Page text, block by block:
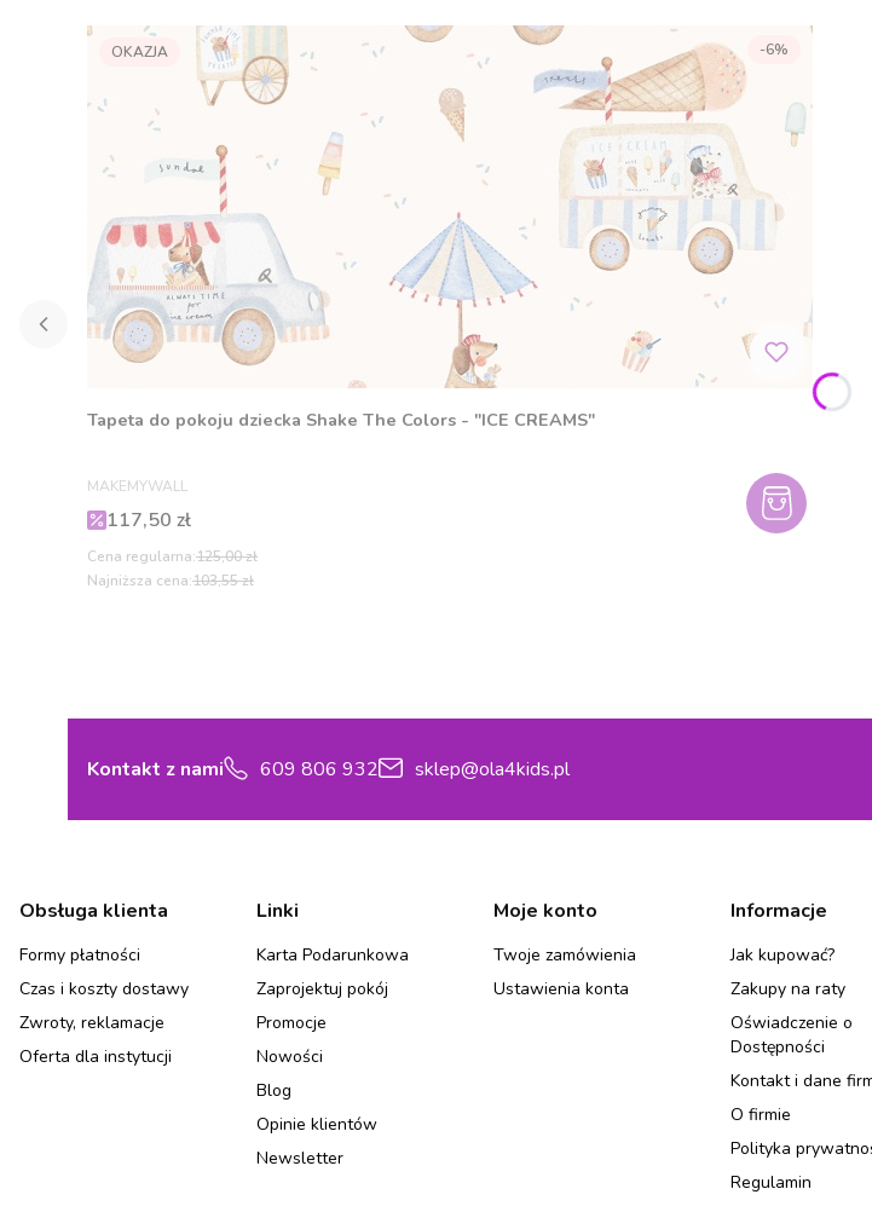
OKAZJA
Tapeta do pokoju dziecka Shake The Colors - "ICE CREAMS"
PRODUCENT
MAKEMYWALL
Cena promocyjna
117,50 zł
Cena regularna:125,00 zł
-6%
Najniższa cena:103,55 zł
Kontakt z nami 609 806 932 sklep@ola4kids.pl
Linki w stopce
Obsługa klienta
Formy płatności
Czas i koszty dostawy
Zwroty, reklamacje
Oferta dla instytucji
Linki
Karta Podarunkowa
Zaprojektuj pokój
Promocje
Nowości
Blog
Opinie klientów
Newsletter
Moje konto
Twoje zamówienia
Ustawienia konta
Informacje
Jak kupować?
Zakupy na raty
Oświadczenie o
Dostępności
Kontakt i dane
O firmie
Polityka
Regulamin